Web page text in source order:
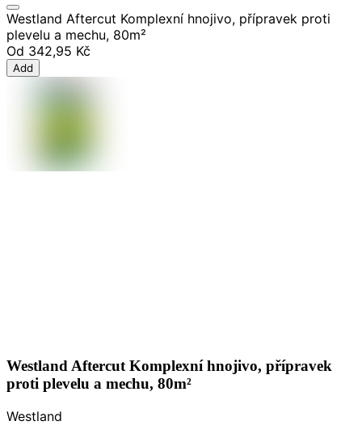
Westland Aftercut Komplexní hnojivo, přípravek proti
plevelu a mechu, 80m²
Od 342,95 Kč
Add
Westland Aftercut Komplexní hnojivo, přípravek
proti plevelu a mechu, 80m²
Westland